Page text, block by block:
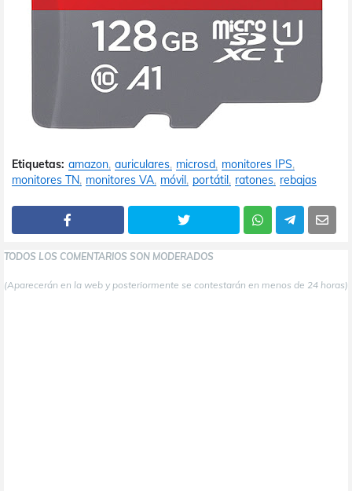
Etiquetas: amazon auriculares microsd monitores IPS
monitores TN monitores VA móvil portátil ratones rebajas
TODOS LOS COMENTARIOS SON MODERADOS
(Aparecerán en la web y posteriormente se contestarán en menos de 24 horas)